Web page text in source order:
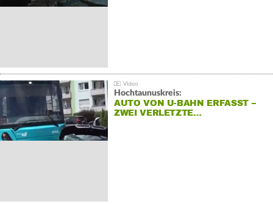
Hochtaunuskreis:
AUTO VON U-BAHN ERFASST –
ZWEI VERLETZTE…